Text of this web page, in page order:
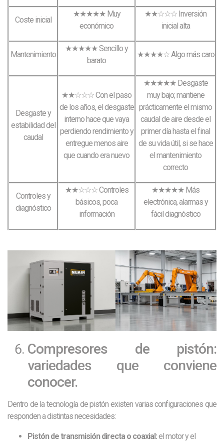
Coste inicial
★★★★★ Muy
económico
★★☆☆☆ Inversión
inicial alta
Mantenimiento
★★★★★ Sencillo y
barato
★★★★☆ Algo más caro
Desgaste y
estabilidad del
caudal
★★☆☆☆ Con el paso
de los años, el desgaste
interno hace que vaya
perdiendo rendimiento y
entregue menos aire
que cuando era nuevo
★★★★★ Desgaste
muy bajo; mantiene
prácticamente el mismo
caudal de aire desde el
primer día hasta el final
de su vida útil, si se hace
el mantenimiento
correcto
Controles y
diagnóstico
★★☆☆☆ Controles
básicos, poca
información
★★★★★ Más
electrónica, alarmas y
fácil diagnóstico
Compresores de pistón:
variedades que conviene
conocer.
Dentro de la tecnología de pistón existen varias configuraciones que
responden a distintas necesidades:
Pistón de transmisión directa o coaxial:el motor y el